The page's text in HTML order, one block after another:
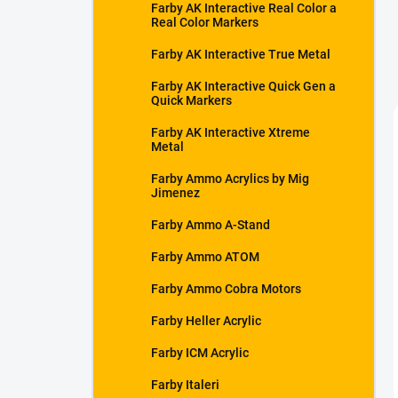
Farby AK Interactive Real Color a
Real Color Markers
Farby AK Interactive True Metal
Farby AK Interactive Quick Gen a
Quick Markers
Farby AK Interactive Xtreme
Metal
Farby Ammo Acrylics by Mig
Jimenez
Farby Ammo A-Stand
Farby Ammo ATOM
Farby Ammo Cobra Motors
Farby Heller Acrylic
Farby ICM Acrylic
Farby Italeri